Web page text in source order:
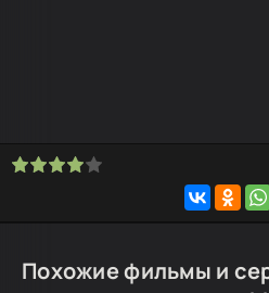
Похожие фильмы и